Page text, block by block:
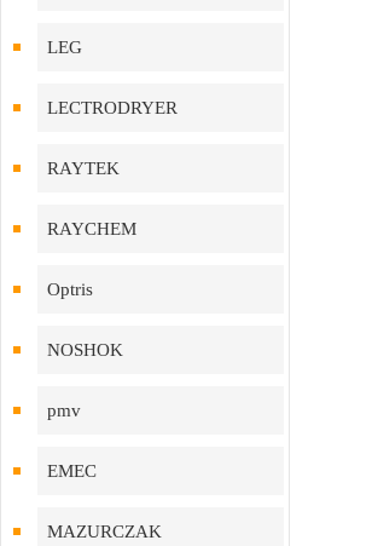
LEG
LECTRODRYER
RAYTEK
RAYCHEM
Optris
NOSHOK
pmv
EMEC
MAZURCZAK